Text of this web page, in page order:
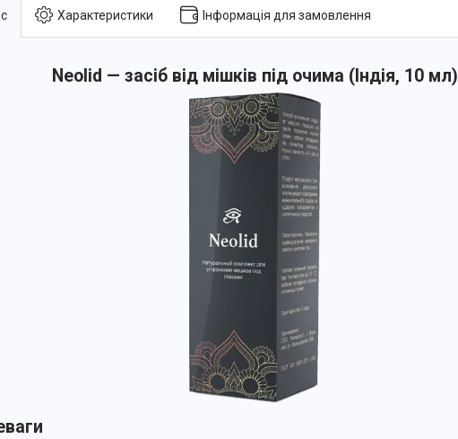
Характеристики Інформація для замовлення
Neolid — засіб від мішків під очима (Індія, 10 мл)